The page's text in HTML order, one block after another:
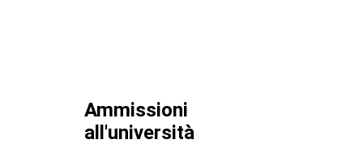
Ammissioni
all'università